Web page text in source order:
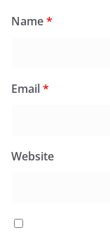
Name*
Email*
Website